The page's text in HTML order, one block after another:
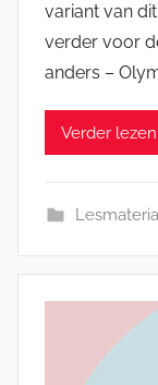
variant van
verder voor
anders –
Verder lezen